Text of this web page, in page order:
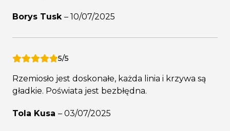
Borys Tusk – 10/07/2025
5/5
Rzemiosło jest doskonałe, każda linia i krzywa są
gładkie. Poświata jest bezbłędna.
Tola Kusa – 03/07/2025